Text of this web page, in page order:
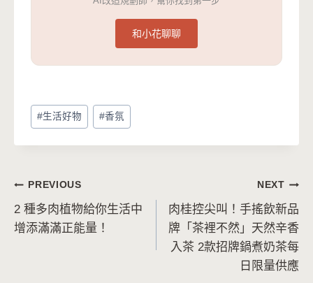
和小花聊聊
Post
Tags:
#生活好物 #香氛
文
章
PREVIOUS
2 種多肉植物給你生活中
增添滿滿正能量！
NEXT
肉桂控尖叫！手搖飲新品
牌「茶裡不然」天然辛香
入茶 2款招牌鍋煮奶茶每
日限量供應